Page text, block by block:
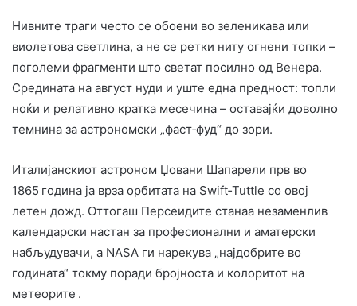
Нивните траги често се обоени во зеленикава или
виолетова светлина, а не се ретки ниту огнени топки –
поголеми фрагменти што светат посилно од Венера.
Средината на август нуди и уште една предност: топли
ноќи и релативно кратка месечина – оставајќи доволно
темнина за астрономски „фаст‑фуд“ до зори.
Италијанскиот астроном Џовани Шапарели прв во
1865 година ја врза орбитата на Swift‑Tuttle со овој
летен дожд. Оттогаш Персеидите станаа незаменлив
календарски настан за професионални и аматерски
набљудувачи, а NASA ги нарекува „најдобрите во
годината“ токму поради бројноста и колоритот на
метеорите .